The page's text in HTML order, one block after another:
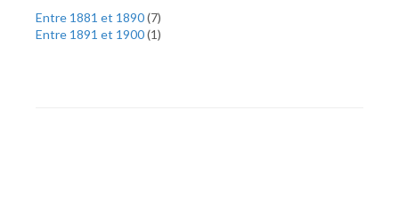
Entre 1881 et 1890(7)
Entre 1891 et 1900(1)